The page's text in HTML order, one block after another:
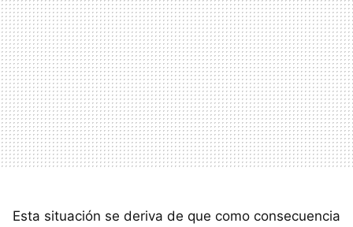
Esta situación se deriva de que como consecuencia